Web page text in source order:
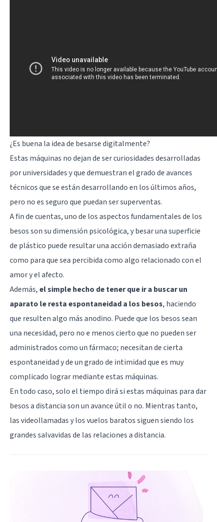
¿Es buena la idea de besarse digitalmente?
Estas máquinas no dejan de ser curiosidades desarrolladas
por universidades y que demuestran el grado de avances
técnicos que se están desarrollando en los últimos años,
pero no es seguro que puedan ser superventas.
A fin de cuentas, uno de los aspectos fundamentales de los
besos son su dimensión psicológica, y besar una superficie
de plástico puede resultar una acción demasiado extraña
como para que sea percibida como algo relacionado con el
amor y el afecto.
Además, el simple hecho de tener que ir a buscar un
aparato le resta espontaneidad a los besos, haciendo
que resulten algo más anodino. Puede que los besos sean
una necesidad, pero no e menos cierto que no pueden ser
administrados como un fármaco; necesitan de cierta
espontaneidad y de un grado de intimidad que es muy
complicado lograr mediante estas máquinas.
En todo caso, solo el tiempo dirá si estas máquinas para dar
besos a distancia son un avance útil o no. Mientras tanto,
las videollamadas y los vuelos baratos siguen siendo los
grandes salvavidas de las relaciones a distancia.